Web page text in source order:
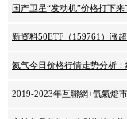
国产卫星“发动机”价格打下来
新资料50ETF（159761）涨
氦气今日价格行情走势分析
2019-2023年互聯網+氙氣燈